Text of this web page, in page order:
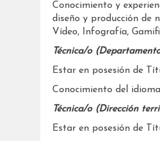
Conocimiento y
diseño y producción de
Vídeo, Infografía,
Técnica/o
Estar en posesión de
Conocimiento del
Técnica/o (Dirección
Estar en posesión de